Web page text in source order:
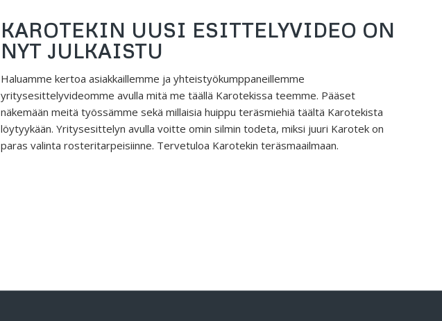
KAROTEKIN UUSI ESITTELYVIDEO ON
NYT JULKAISTU
Haluamme kertoa asiakkaillemme ja yhteistyökumppaneillemme
yritysesittelyvideomme avulla mitä me täällä Karotekissa teemme. Pääset
näkemään meitä työssämme sekä millaisia huippu teräsmiehiä täältä Karotekista
löytyykään. Yritysesittelyn avulla voitte omin silmin todeta, miksi juuri Karotek on
paras valinta rosteritarpeisiinne. Tervetuloa Karotekin teräsmaailmaan.